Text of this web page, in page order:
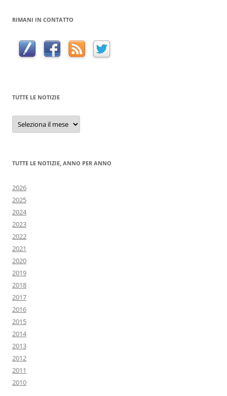
RIMANI IN CONTATTO
TUTTE LE NOTIZIE
Tutte
notizie
TUTTE LE NOTIZIE, ANNO PER ANNO
2026
2025
2024
2023
2022
2021
2020
2019
2018
2017
2016
2015
2014
2013
2012
2011
2010